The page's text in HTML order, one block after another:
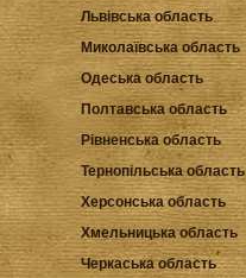
Львівська область
Миколаївська область
Одеська область
Полтавська область
Рівненська область
Тернопільська область
Херсонська область
Хмельницька область
Черкаська область